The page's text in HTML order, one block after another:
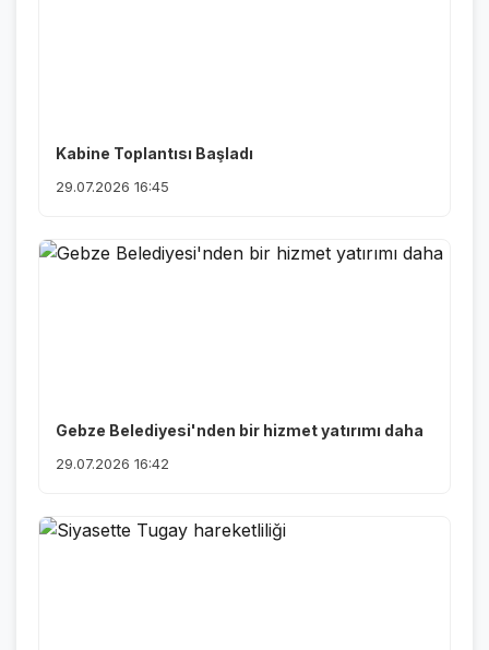
Kabine Toplantısı Başladı
29.07.2026 16:45
Gebze Belediyesi'nden bir hizmet yatırımı daha
29.07.2026 16:42